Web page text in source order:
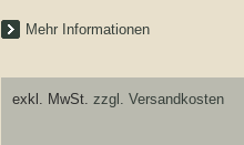
Mehr Informationen
exkl. MwSt. zzgl. Versandkosten